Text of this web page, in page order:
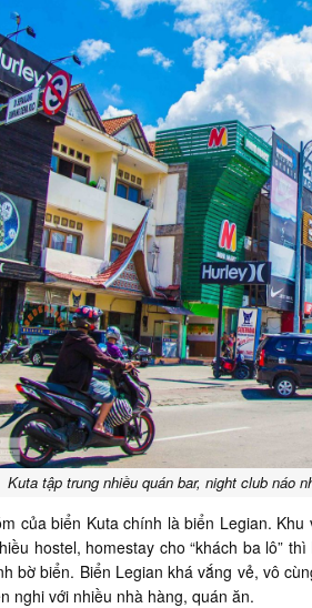
Kuta tập trung nhiều quán bar, night club náo
của biển Kuta chính là biển Legian.
hostel, homestay cho “khách ba lô”
bờ biển. Biển Legian khá vắng vẻ, vô
nghi với nhiều nhà hàng, quán ăn.